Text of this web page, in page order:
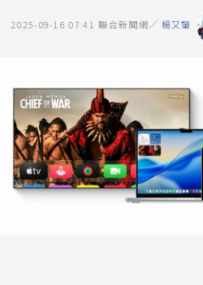
2025-09-16 07:41 聯合新聞網／ 楊又肇